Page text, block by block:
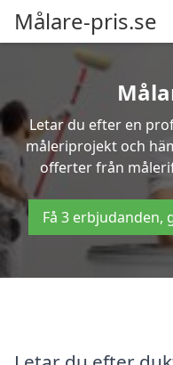
Målare-pris.se
Letar du efter en
måleriprojekt och
offerter från
Få 3